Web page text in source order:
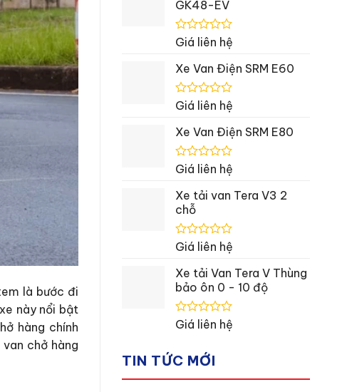
là bước đi
này nổi bật
hàng chính
chở hàng
GK48-EV
Được
hạng
0
5
Giá liên hệ
Xe Van Điện SRM E60
Được
hạng
0
5
Giá liên hệ
Xe Van Điện SRM E80
Được
hạng
0
5
sao
Giá liên hệ
Xe tải van Tera V3 2
chỗ
Được
hạng
0
5
sao
Giá liên hệ
Xe tải Van Tera V Thùng
bảo ôn 0 - 10 độ
Được
0
5
sao
Giá liên hệ
TIN TỨC MỚI